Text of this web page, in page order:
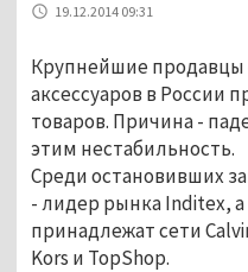
19.12.2014 09:31
Крупнейшие
аксессуаров в России
товаров. Причина -
этим нестабильность.
Среди остановивших
- лидер рынка Inditex,
принадлежат сети
Kors и TopShop.